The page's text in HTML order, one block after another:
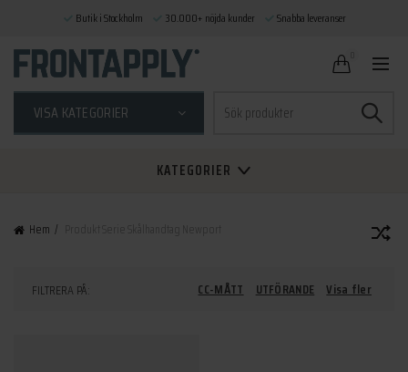
VISA KATEGORIER
efter:
KATEGORIER
Hem
FILTRERA PÅ: CC-MÅTT UTFÖRANDE Visa fler
Butik i Stockholm 30.000+ nöjda kunder Snabba leveranser